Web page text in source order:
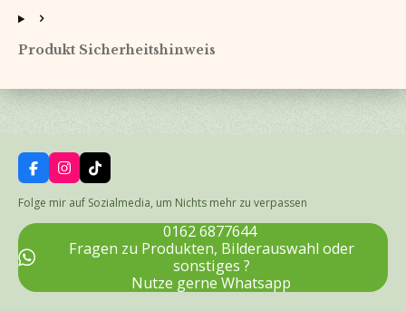
Produkt Sicherheitshinweis
F
a
c
e
b
o
k
I
n
s
a
T
i
k
o
Folge mir auf Sozialmedia, um Nichts mehr zu verpassen
0162 6877644
Fragen zu Produkten, Bilderauswahl oder
sonstiges ?
Nutze gerne Whatsapp